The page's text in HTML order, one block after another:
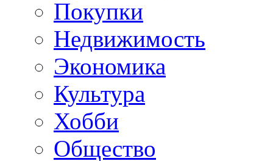
Покупки
Недвижимость
Экономика
Культура
Хобби
Общество